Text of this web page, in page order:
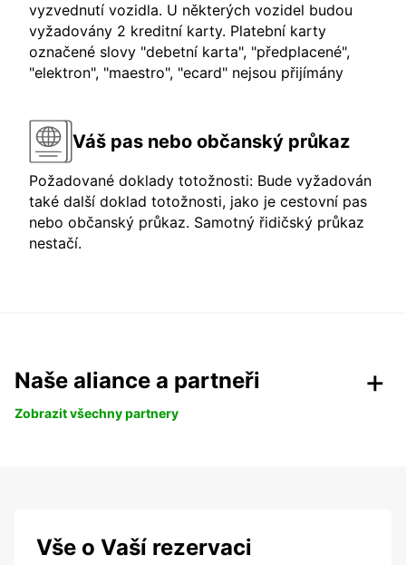
vyzvednutí vozidla. U některých vozidel budou
vyžadovány 2 kreditní karty. Platební karty
označené slovy "debetní karta", "předplacené",
"elektron", "maestro", "ecard" nejsou přijímány
Váš pas nebo občanský průkaz
Požadované doklady totožnosti: Bude vyžadován
také další doklad totožnosti, jako je cestovní pas
nebo občanský průkaz. Samotný řidičský průkaz
nestačí.
Naše aliance a partneři
Zobrazit všechny partnery
Vše o Vaší rezervaci